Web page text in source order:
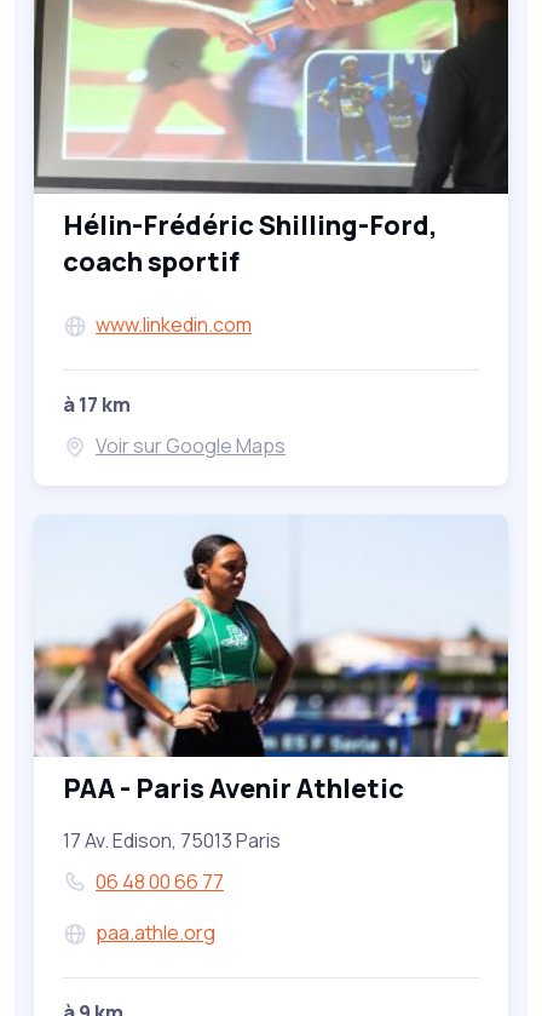
Hélin-Frédéric Shilling-Ford,
coach sportif
www.linkedin.com
à 17 km
Voir sur Google Maps
PAA - Paris Avenir Athletic
17 Av. Edison, 75013 Paris
06 48 00 66 77
paa.athle.org